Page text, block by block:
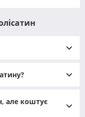
гладкості,
ниток. Така
поверхню,
й відзначається
що робить її
але коштує